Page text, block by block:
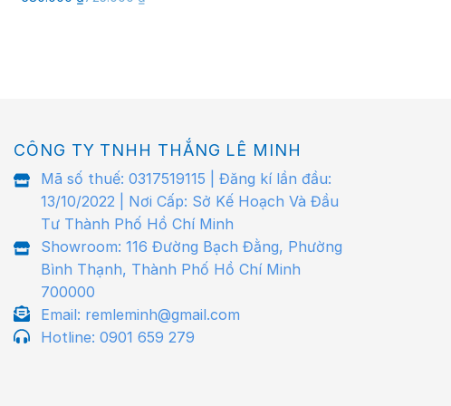
CÔNG TY TNHH THẮNG LÊ MINH
Mã số thuế: 0317519115 | Đăng kí lần đầu:
13/10/2022 | Nơi Cấp: Sở Kế Hoạch Và Đầu
Tư Thành Phố Hồ Chí Minh
Showroom: 116 Đường Bạch Đằng, Phường
Bình Thạnh, Thành Phố Hồ Chí Minh
700000
Email: remleminh@gmail.com
Hotline: 0901 659 279